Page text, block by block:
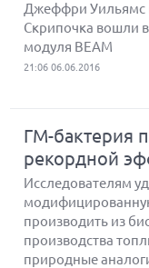
Джеффри Уильямс
Скрипочка вошли
модуля BEAM
21:06 06.06.2016
ГМ-бактерия
рекордной
Исследователям
производить из
производства
природные